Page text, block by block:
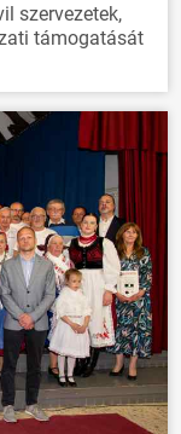
szervezetek,
támogatását